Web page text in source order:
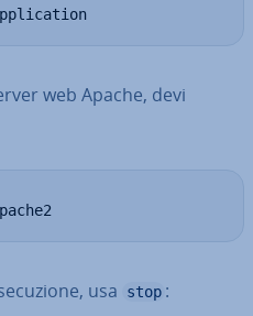
web Apache, devi
usa stop :